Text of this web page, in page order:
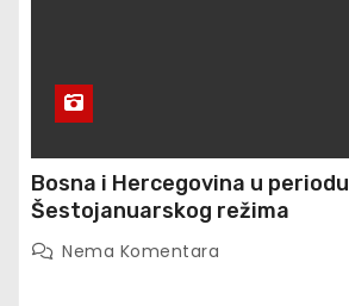
Bosna i Hercegovina u periodu
Šestojanuarskog režima
Nema Komentara